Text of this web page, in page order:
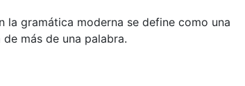
la gramática moderna se define como una
más de una palabra.